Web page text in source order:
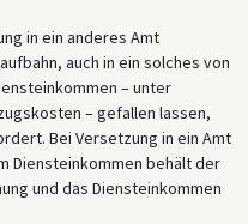
in ein anderes Amt
auch in ein solches von
– unter
– gefallen lassen,
Bei Versetzung in ein Amt
Diensteinkommen behält der
und das Diensteinkommen